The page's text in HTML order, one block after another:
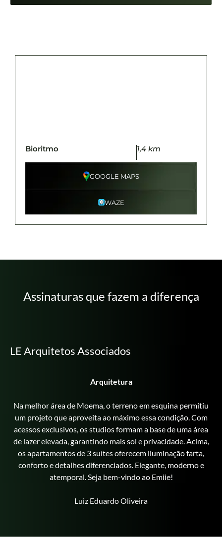
Bioritmo 1,4 km
GOOGLE MAPS
WAZE
Assinaturas que fazem a diferença
LE Arquitetos Associados
Arquitetura
Na melhor área de Moema, o terreno em esquina permitiu
um projeto que aproveita ao máximo essa condição. Com
acessos exclusivos, os studios formam a base de uma área
de lazer elevada, garantindo mais sol e privacidade. Acima,
os apartamentos de 3 suítes oferecem iluminação farta,
conforto e detalhes diferenciados. Elegante, moderno e
atemporal. Seja bem-vindo ao Emiie!
Luiz Eduardo Oliveira